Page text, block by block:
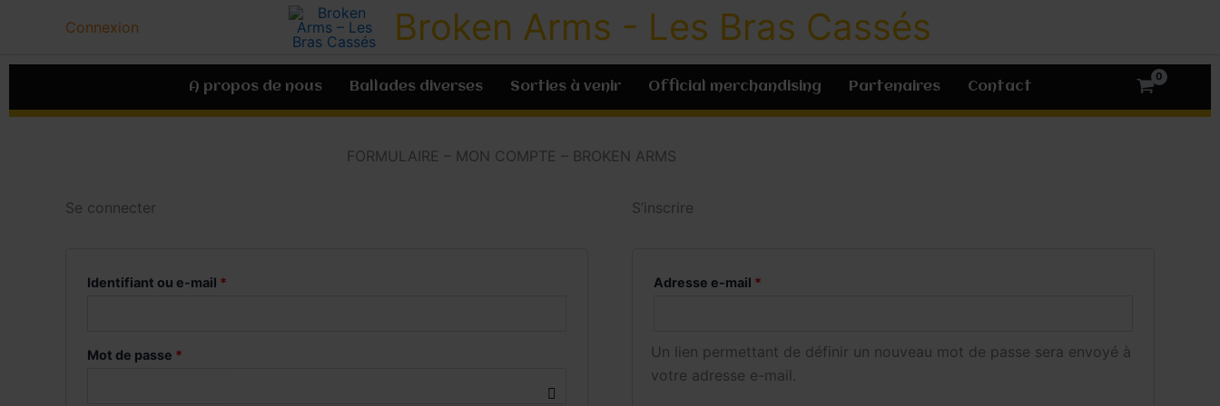
Connexion Broken Arms - Les Bras Cassés
A propos de nous Ballades diverses Sorties à venir Official merchandising Partenaires Contact
FORMULAIRE – MON COMPTE – BROKEN ARMS
Se connecter
Identifiant ou e-mail *
Obligatoire
Mot de passe *
S’inscrire
Adresse e-mail *
Obligatoire
Un lien permettant de définir un nouveau mot de passe sera envoyé à
votre adresse e-mail.